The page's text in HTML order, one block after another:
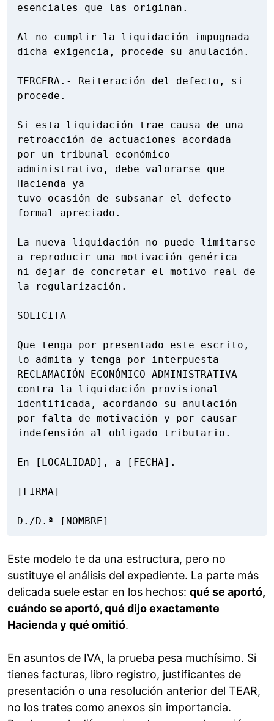
esenciales que las originan.
Al no cumplir la liquidación impugnada
dicha exigencia, procede su anulación.
TERCERA.- Reiteración del defecto, si
procede.
Si esta liquidación trae causa de una
retroacción de actuaciones acordada
por un tribunal económico-
administrativo, debe valorarse que
Hacienda ya
tuvo ocasión de subsanar el defecto
formal apreciado.
La nueva liquidación no puede limitarse
a reproducir una motivación genérica
ni dejar de concretar el motivo real de
la regularización.
SOLICITA
Que tenga por presentado este escrito,
lo admita y tenga por interpuesta
RECLAMACIÓN ECONÓMICO-ADMINISTRATIVA
contra la liquidación provisional
identificada, acordando su anulación
por falta de motivación y por causar
indefensión al obligado tributario.
En [LOCALIDAD], a [FECHA].
[FIRMA]
D./D.ª [NOMBRE]
Este modelo te da una estructura, pero no
sustituye el análisis del expediente. La parte más
delicada suele estar en los hechos: qué se aportó,
cuándo se aportó, qué dijo exactamente
Hacienda y qué omitió.
En asuntos de IVA, la prueba pesa muchísimo. Si
tienes facturas, libro registro, justificantes de
presentación o una resolución anterior del TEAR,
no los trates como anexos sin importancia.